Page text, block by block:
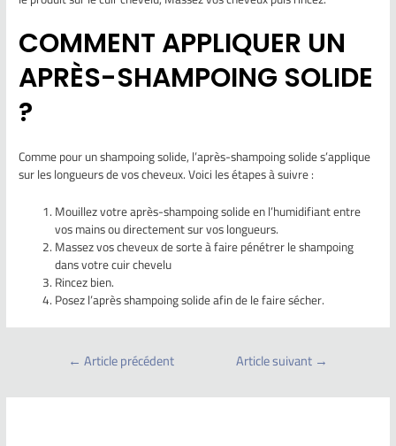
COMMENT APPLIQUER UN
APRÈS-SHAMPOING SOLIDE
?
Comme pour un shampoing solide, l’après-shampoing solide s’applique
sur les longueurs de vos cheveux. Voici les étapes à suivre :
Mouillez votre après-shampoing solide en l’humidifiant entre
vos mains ou directement sur vos longueurs.
Massez vos cheveux de sorte à faire pénétrer le shampoing
dans votre cuir chevelu
Rincez bien.
Posez l’après shampoing solide afin de le faire sécher.
← Article précédent Article suivant →